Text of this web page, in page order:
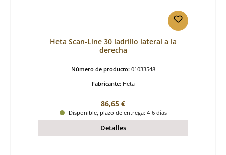
Heta Scan-Line 30 ladrillo lateral a la
derecha
Número de producto: 01033548
Fabricante: Heta
Precio normal:
86,65 €
Disponible, plazo de entrega: 4-6 días
Detalles